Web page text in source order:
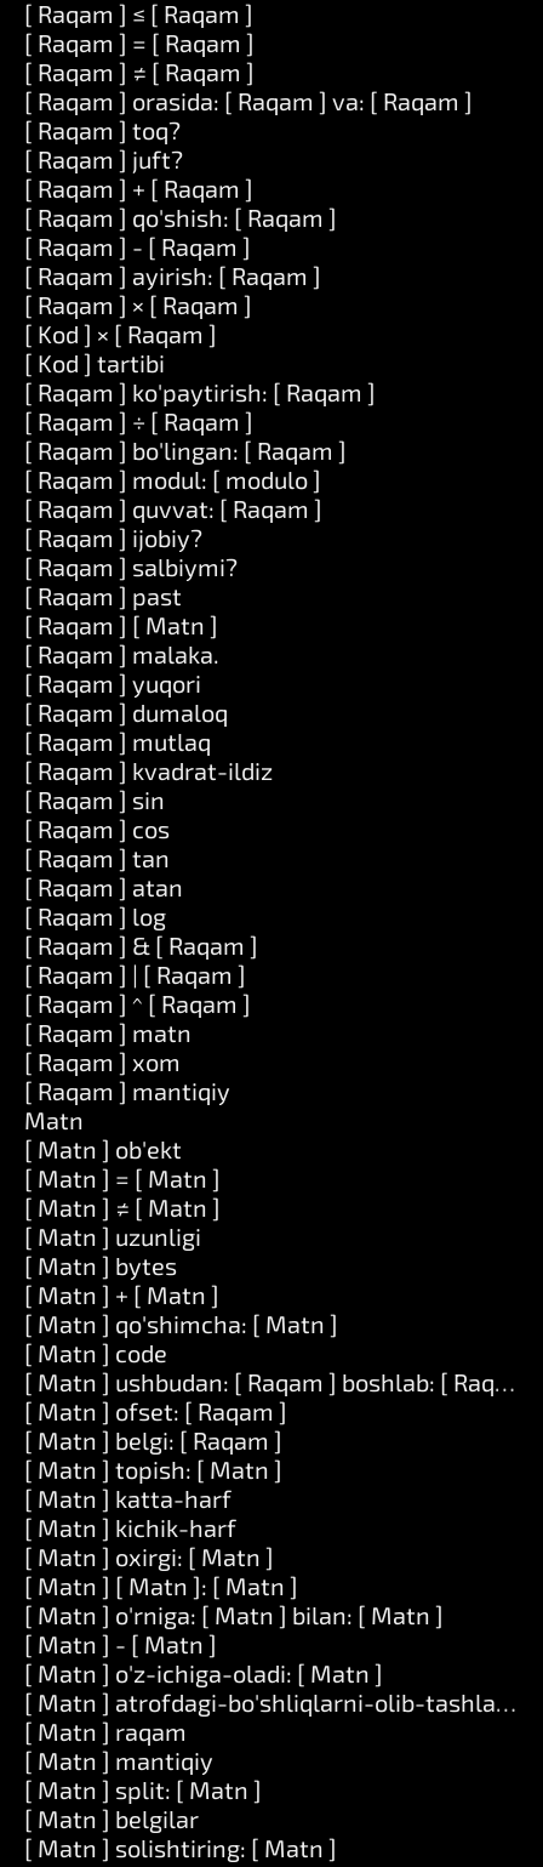
[ Raqam ] ≤ [ Raqam ]
[ Raqam ] = [ Raqam ]
[ Raqam ] ≠ [ Raqam ]
[ Raqam ] orasida: [ Raqam ] va: [ Raqam ]
[ Raqam ] toq?
[ Raqam ] juft?
[ Raqam ] + [ Raqam ]
[ Raqam ] qo'shish: [ Raqam ]
[ Raqam ] - [ Raqam ]
[ Raqam ] ayirish: [ Raqam ]
[ Raqam ] × [ Raqam ]
[ Kod ] × [ Raqam ]
[ Kod ] tartibi
[ Raqam ] ko'paytirish: [ Raqam ]
[ Raqam ] ÷ [ Raqam ]
[ Raqam ] bo'lingan: [ Raqam ]
[ Raqam ] modul: [ modulo ]
[ Raqam ] quvvat: [ Raqam ]
[ Raqam ] ijobiy?
[ Raqam ] salbiymi?
[ Raqam ] past
[ Raqam ] [ Matn ]
[ Raqam ] malaka.
[ Raqam ] yuqori
[ Raqam ] dumaloq
[ Raqam ] mutlaq
[ Raqam ] kvadrat-ildiz
[ Raqam ] sin
[ Raqam ] cos
[ Raqam ] tan
[ Raqam ] atan
[ Raqam ] log
[ Raqam ] & [ Raqam ]
[ Raqam ] | [ Raqam ]
[ Raqam ] ^ [ Raqam ]
[ Raqam ] matn
[ Raqam ] xom
[ Raqam ] mantiqiy
Matn
[ Matn ] ob'ekt
[ Matn ] = [ Matn ]
[ Matn ] ≠ [ Matn ]
[ Matn ] uzunligi
[ Matn ] bytes
[ Matn ] + [ Matn ]
[ Matn ] qo'shimcha: [ Matn ]
[ Matn ] code
[ Matn ] ushbudan: [ Raqam ] boshlab: [ Raqam ]
[ Matn ] ofset: [ Raqam ]
[ Matn ] belgi: [ Raqam ]
[ Matn ] topish: [ Matn ]
[ Matn ] katta-harf
[ Matn ] kichik-harf
[ Matn ] oxirgi: [ Matn ]
[ Matn ] [ Matn ]: [ Matn ]
[ Matn ] o'rniga: [ Matn ] bilan: [ Matn ]
[ Matn ] - [ Matn ]
[ Matn ] o'z-ichiga-oladi: [ Matn ]
[ Matn ] atrofdagi-bo'shliqlarni-olib-tashlang
[ Matn ] raqam
[ Matn ] mantiqiy
[ Matn ] split: [ Matn ]
[ Matn ] belgilar
[ Matn ] solishtiring: [ Matn ]